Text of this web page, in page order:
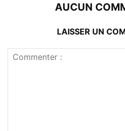
AUCUN
LAISSER UN